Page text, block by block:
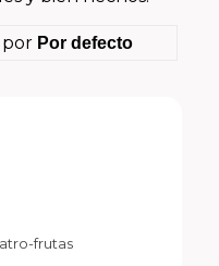
Por defecto